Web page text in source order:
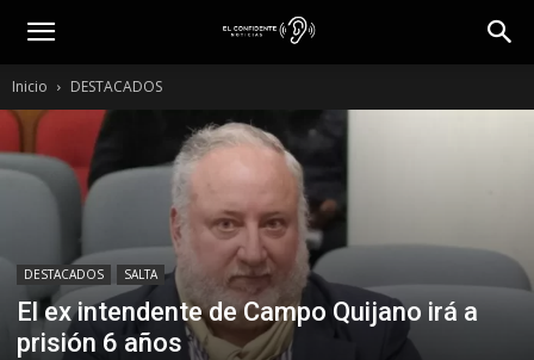
Inicio DESTACADOS
DESTACADOS SALTA
El ex intendente de Campo Quijano irá a
prisión 6 años